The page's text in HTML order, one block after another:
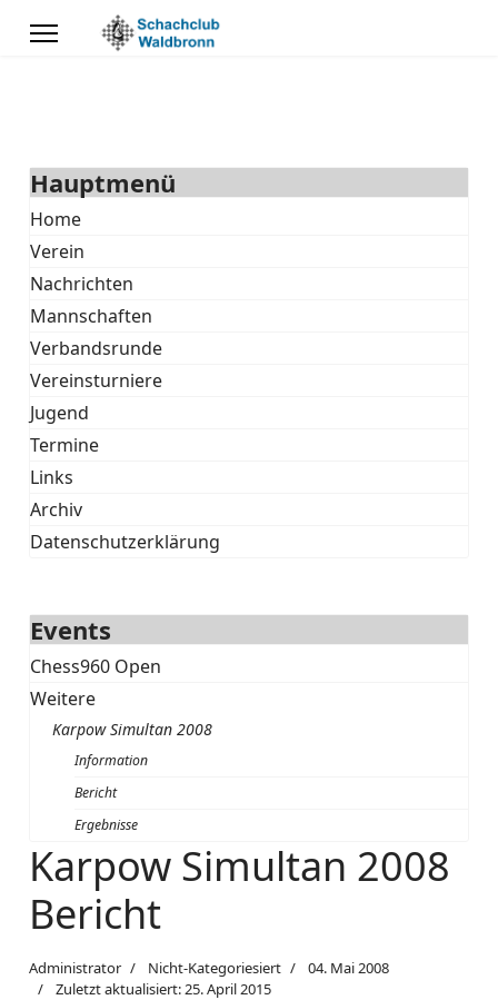
Hauptmenü
Home
Verein
Nachrichten
Mannschaften
Verbandsrunde
Vereinsturniere
Jugend
Termine
Links
Archiv
Datenschutzerklärung
Events
Chess960 Open
Weitere
Karpow Simultan 2008
Information
Bericht
Ergebnisse
Karpow Simultan 2008
Bericht
Administrator Nicht-Kategoriesiert
04. Mai 2008
Zuletzt aktualisiert: 25. April 2015